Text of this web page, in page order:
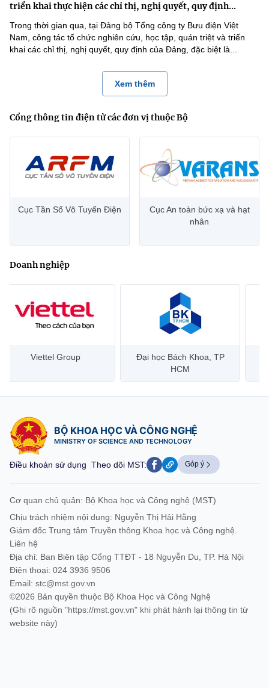
triển khai thực hiện các chỉ thị, nghị quyết, quy định...
Trong thời gian qua, tại Đảng bộ Tổng công ty Bưu điện Việt
Nam, công tác tổ chức nghiên cứu, học tập, quán triệt và triển
khai các chỉ thị, nghị quyết, quy định của Đảng, đặc biệt là...
Xem thêm
Cổng thông tin điện tử các đơn vị thuộc Bộ
Cục Tần Số Vô Tuyến Điện
Cục An toàn bức xạ và hạt
nhân
Doanh nghiệp
Đại học Bách Khoa, TP
Bưu điện Việt Nam –
Vietnam Post
BỘ KHOA HỌC VÀ CÔNG NGHỆ
MINISTRY OF SCIENCE AND TECHNOLOGY
Điều khoản sử dụng Theo dõi MST: Góp ý
Cơ quan chủ quản: Bộ Khoa học và Công nghệ (MST)
Chịu trách nhiệm nội dung: Nguyễn Thị Hải Hằng
Giám đốc Trung tâm Truyền thông Khoa học và Công nghệ.
Liên hệ
Địa chỉ: Ban Biên tập Cổng TTĐT - 18 Nguyễn Du, TP. Hà Nội
Điện thoại: 024 3936 9506
Email: stc@mst.gov.vn
©2026 Bản quyền thuộc Bộ Khoa Học và Công Nghệ
(Ghi rõ nguồn "https://mst.gov.vn" khi phát hành lại thông tin từ
website này)